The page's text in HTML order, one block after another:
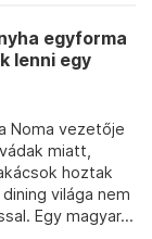
egyforma
lenni egy
Noma vezetője
miatt,
hoztak
világa nem
Egy magyar...